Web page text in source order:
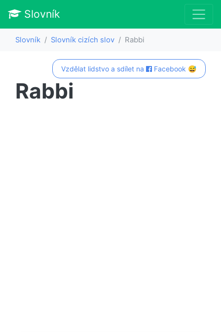
Slovník
Slovník Slovník cizích slov Rabbi
Vzdělat lidstvo a sdílet na Facebook 😅
Rabbi